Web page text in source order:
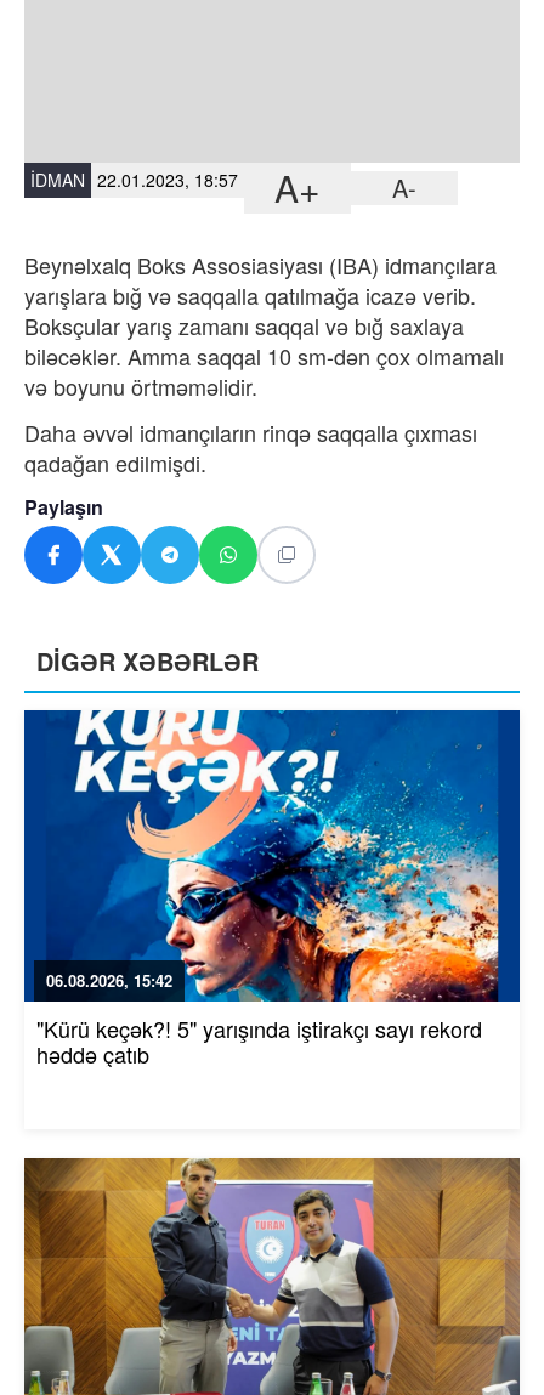
İDMAN 22.01.2023, 18:57 A+ A-
Beynəlxalq Boks Assosiasiyası (IBA) idmançılara
yarışlara bığ və saqqalla qatılmağa icazə verib.
Boksçular yarış zamanı saqqal və bığ saxlaya
biləcəklər. Amma saqqal 10 sm-dən çox olmamalı
və boyunu örtməməlidir.
Daha əvvəl idmançıların rinqə saqqalla çıxması
qadağan edilmişdi.
Paylaşın
DİGƏR XƏBƏRLƏR
06.08.2026, 15:42
"Kürü keçək?! 5" yarışında iştirakçı sayı rekord
həddə çatıb